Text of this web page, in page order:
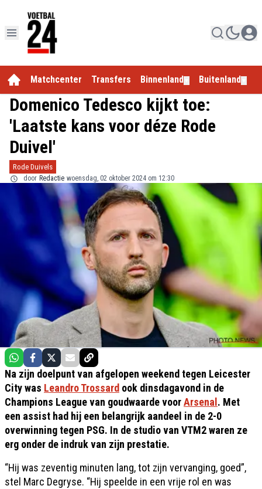
Matchcenter Transfers Binnenland Buitenland
Domenico Tedesco kijkt toe:
'Laatste kans voor déze Rode
Duivel'
Rode Duivels
door Redactie woensdag, 02 oktober 2024 om 12:30
Na zijn doelpunt van afgelopen weekend tegen Leicester
City was Leandro Trossard ook dinsdagavond in de
Champions League van goudwaarde voorArsenal . Met
een assist had hij een belangrijk aandeel in de 2-0
overwinning tegen PSG. In de studio van VTM2 waren ze
erg onder de indruk van zijn prestatie.
“Hij was zeventig minuten lang, tot zijn vervanging, goed”,
stel Marc Degryse. “Hij speelde in een vrije rol en was